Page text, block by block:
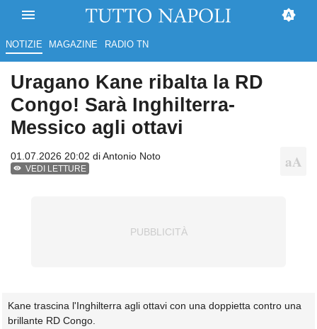
NOTIZIE MAGAZINE RADIO TN
Uragano Kane ribalta la RD
Congo! Sarà Inghilterra-
Messico agli ottavi
01.07.2026 20:02 diAntonio Noto
VEDI LETTURE
Kane trascina l'Inghilterra agli ottavi con una doppietta contro una
brillante RD Congo.